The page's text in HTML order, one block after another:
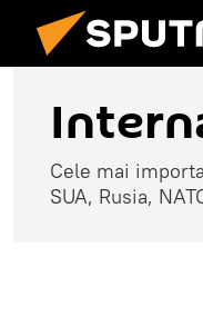
Cele mai
SUA, Rusia,